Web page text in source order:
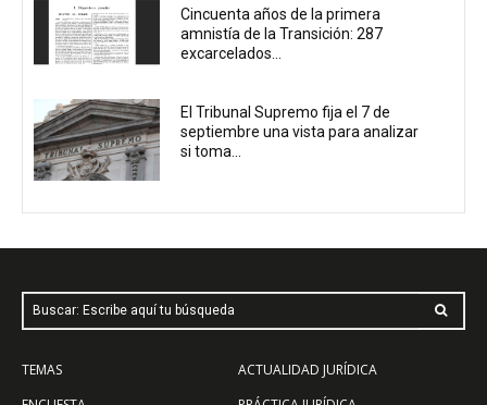
Cincuenta años de la primera
amnistía de la Transición: 287
excarcelados...
El Tribunal Supremo fija el 7 de
septiembre una vista para analizar
si toma...
Buscar: Escribe aquí tu búsqueda
TEMAS
ACTUALIDAD JURÍDICA